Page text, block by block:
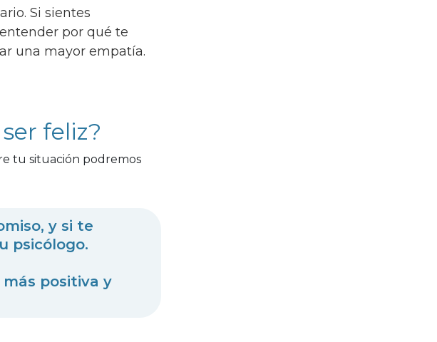
Si sientes
por qué te
una mayor empatía.
feliz?
tu situación podremos
y si te
psicólogo.
positiva y